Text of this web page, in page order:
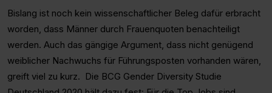
Bislang ist noch kein wissenschaftlicher Beleg dafür erbracht
worden, dass Männer durch Frauenquoten benachteiligt
werden. Auch das gängige Argument, dass nicht genügend
weiblicher Nachwuchs für Führungsposten vorhanden wären,
greift viel zu kurz. Die BCG Gender Diversity Studie